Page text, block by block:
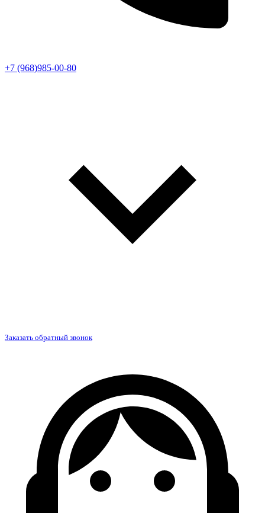
+7 (968)985-00-80
Заказать обратный звонок